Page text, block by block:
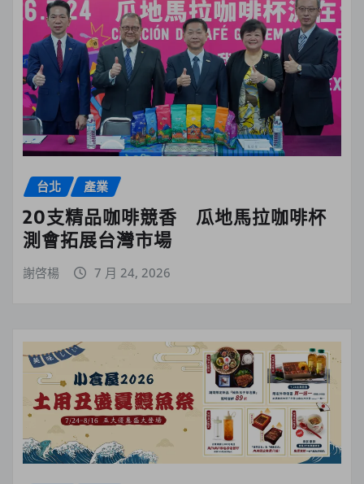
台北 產業
20支精品咖啡競香 瓜地馬拉咖啡杯
測會拓展台灣市場
謝啓楊 7 月 24, 2026